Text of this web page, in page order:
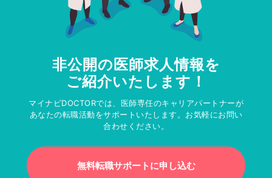
非公開の医師求人情報を
ご紹介いたします！
マイナビDOCTORでは、医師専任のキャリアパートナーが
あなたの転職活動をサポートいたします。お気軽にお問い
合わせください。
無料転職サポートに申し込む